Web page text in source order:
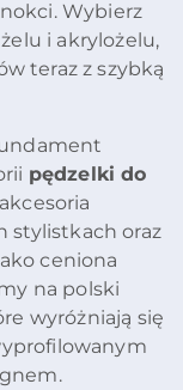
Wybierz
żelu i akrylożelu,
teraz z szybką
pędzelki do
stylistkach oraz
ceniona
na polski
wyróżniają się